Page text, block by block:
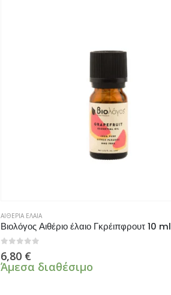
ΑΙΘΕΡΙΑ ΕΛΑΙΑ
Βιολόγος Αιθέριο έλαιο Γκρέιπφρουτ 10 ml
6,80 €
Άμεσα διαθέσιμο